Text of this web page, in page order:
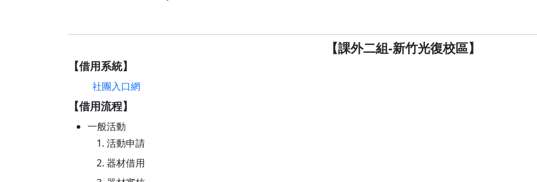
【課外二組-新竹光復校區】
【借用系統】
社團入口網
【借用流程】
一般活動
活動申請
器材借用